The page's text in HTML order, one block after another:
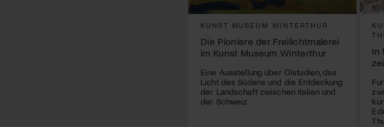
KUNST MUSEUM WINTERTHUR
Die Pioniere der Freilichtmalerei
im Kunst Museum Winterthur
Eine Ausstellung über Ölstudien, das
Licht des Südens und die Entdeckung
der Landschaft zwischen Italien und
der Schweiz.
In